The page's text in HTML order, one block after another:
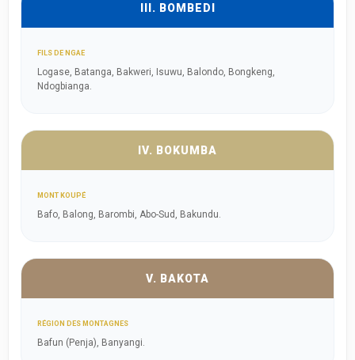
III. BOMBEDI
FILS DE NGAE
Logase, Batanga, Bakweri, Isuwu, Balondo, Bongkeng,
Ndogbianga.
IV. BOKUMBA
MONT KOUPÉ
Bafo, Balong, Barombi, Abo-Sud, Bakundu.
V. BAKOTA
RÉGION DES MONTAGNES
Bafun (Penja), Banyangi.